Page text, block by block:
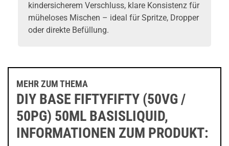
kindersicherem Verschluss, klare Konsistenz für
müheloses Mischen – ideal für Spritze, Dropper
oder direkte Befüllung.
MEHR ZUM THEMA
DIY BASE FIFTYFIFTY (50VG /
50PG) 50ML BASISLIQUID,
INFORMATIONEN ZUM PRODUKT: